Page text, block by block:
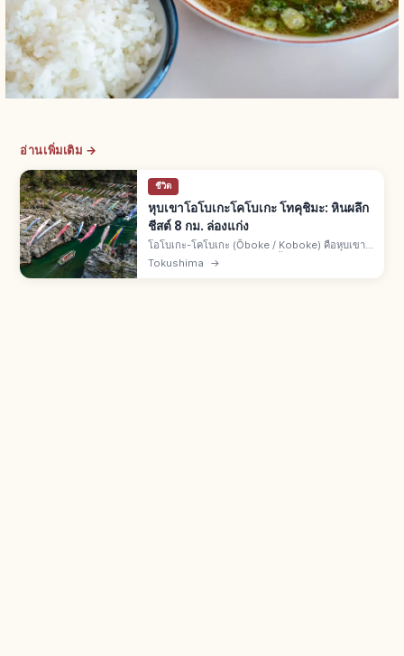
อ่านเพิ่มเติม →
ชีวิต
หุบเขาโอโบเกะโคโบเกะ โทคุชิมะ: หินผลึก
ชีสต์ 8 กม. ล่องแก่ง
โอโบเกะ-โคโบเกะ (Ōboke / Koboke) คือหุบเขา
เมืองมิโยชิ จ.โทคุชิมะ จากแม่น้ำโยชิโนะกัดเซาะหิน
Tokushima →